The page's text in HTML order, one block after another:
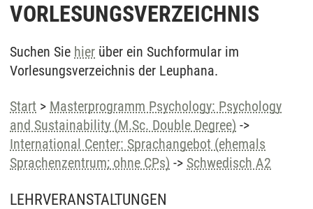
VORLESUNGSVERZEICHNIS
Suchen Sie hier über ein Suchformular im
Vorlesungsverzeichnis der Leuphana.
Start > Masterprogramm Psychology: Psychology
and Sustainability (M.Sc. Double Degree) ->
International Center: Sprachangebot (ehemals
Sprachenzentrum; ohne CPs) -> Schwedisch A2
LEHRVERANSTALTUNGEN